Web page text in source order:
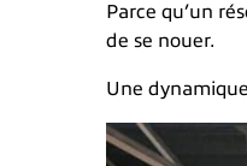
Parce qu’un
de se nouer.
Une